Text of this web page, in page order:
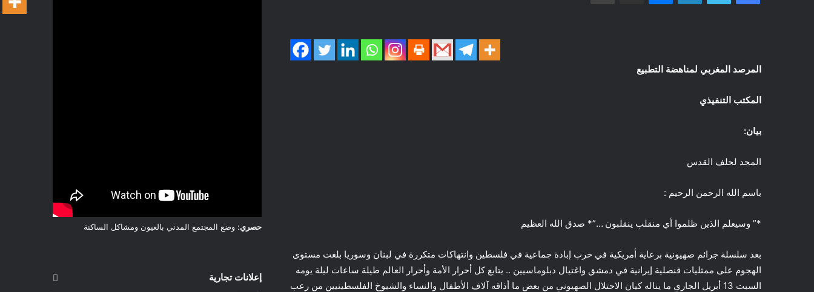
المرصد المغربي لمناهضة التطبيع
المكتب التنفيذي
بيان:
المجد لحلف القدس
باسم الله الرحمن الرحيم :
*” وسيعلم الذين ظلموا أي منقلب ينقلبون …”* صدق الله العظيم
بعد سلسلة جرائم صهيونية برعاية أمريكية في حرب إبادة جماعية في فلسطين وانتهاكات متكررة في لبنان وسوريا بلغت مستوى
الهجوم على ممثليات قنصلية إيرانية في دمشق واغتيال دبلوماسيين .. يتابع كل أحرار الأمة وأحرار العالم طيلة ساعات ليلة يومه
السبت 13 أبريل الجاري ما يناله كيان الاحتلال الصهيوني من بعض ما أذاقه آلاف الأطفال والنساء والشيوخ الفلسطينيين من رعب
حصري: وضع المجتمع المدني بالعيون ومشاكل الساكنة
إعلانات تجارية